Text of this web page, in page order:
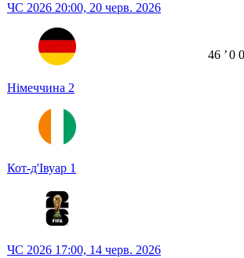
ЧС 2026 20:00, 20 черв. 2026
Німеччина 2
Кот-д'Івуар 1
46 ʼ0 0
ЧС 2026 17:00, 14 черв. 2026